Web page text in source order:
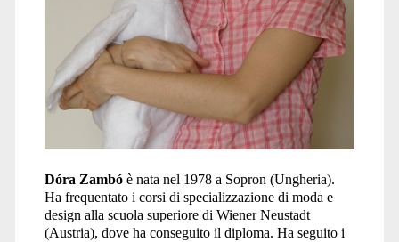
Dóra Zambóè nata nel 1978 a Sopron (Ungheria).
Ha frequentato i corsi di specializzazione di moda e
design alla scuola superiore di Wiener Neustadt
(Austria), dove ha conseguito il diploma. Ha seguito i